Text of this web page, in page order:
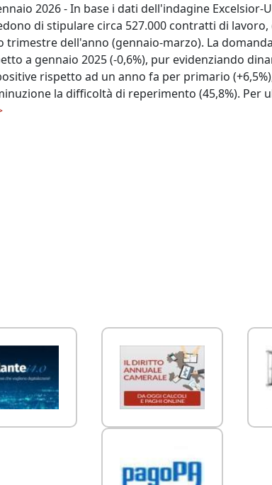
2026 - In base i dati dell'indagine
di stipulare circa 527.000 contratti di
trimestre dell'anno (gennaio-marzo). La
a gennaio 2025 (-0,6%), pur evidenziando
rispetto ad un anno fa per primario
la difficoltà di reperimento (45,8%).